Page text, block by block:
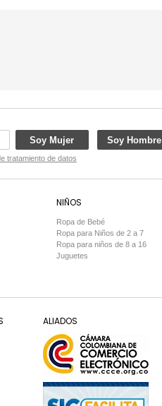
Soy Mujer Soy Hombre
tratamiento de datos
NIÑOS
Ropa de Bebé
Ropa para Niños de 2 a 7
Ropa para niños de 8 a 16
Juguetes
ALIADOS